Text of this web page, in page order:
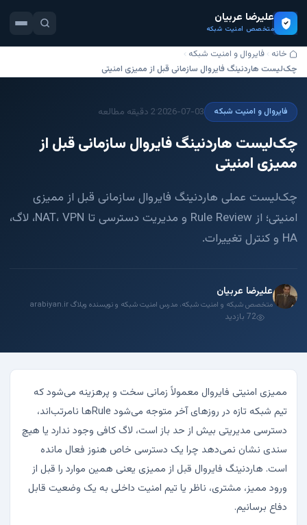
علیرضا عربیان
متخصص امنیت شبکه
خانه فایروال و امنیت شبکه
چک‌لیست هاردنینگ فایروال سازمانی قبل از ممیزی امنیتی
فایروال و امنیت شبکه 2026-07-03
·2 دقیقه مطالعه
چک‌لیست هاردنینگ فایروال سازمانی قبل از
ممیزی امنیتی
چک‌لیست عملی هاردنینگ فایروال سازمانی قبل از ممیزی
امنیتی؛ از Rule Review و مدیریت دسترسی تا NAT، VPN، لاگ،
HA و کنترل تغییرات.
علیرضا عربیان
متخصص شبکه و امنیت شبکه، مدرس امنیت شبکه و نویسنده وبلاگ arabiyan.ir
72 بازدید
ممیزی امنیتی فایروال معمولاً زمانی سخت و پرهزینه می‌شود که
تیم شبکه تازه در روزهای آخر متوجه می‌شود Ruleها نامرتب‌اند،
دسترسی مدیریتی بیش از حد باز است، لاگ کافی وجود ندارد یا هیچ
سندی نشان نمی‌دهد چرا یک دسترسی خاص هنوز فعال مانده
است. هاردنینگ فایروال قبل از ممیزی یعنی همین موارد را قبل از
ورود ممیز، مشتری، ناظر یا تیم امنیت داخلی به یک وضعیت قابل
دفاع برسانیم.